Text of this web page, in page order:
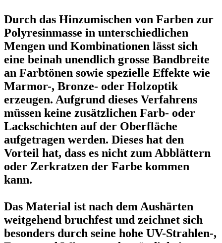
Durch das Hinzumischen von Farben zur
Polyresinmasse in unterschiedlichen
Mengen und Kombinationen lässt sich
eine beinah unendlich grosse Bandbreite
an Farbtönen sowie spezielle Effekte wie
Marmor-, Bronze- oder Holzoptik
erzeugen. Aufgrund dieses Verfahrens
müssen keine zusätzlichen Farb- oder
Lackschichten auf der Oberfläche
aufgetragen werden. Dieses hat den
Vorteil hat, dass es nicht zum Abblättern
oder Zerkratzen der Farbe kommen
kann.
Das Material ist nach dem Aushärten
weitgehend bruchfest und zeichnet sich
besonders durch seine hohe UV-Strahlen-,